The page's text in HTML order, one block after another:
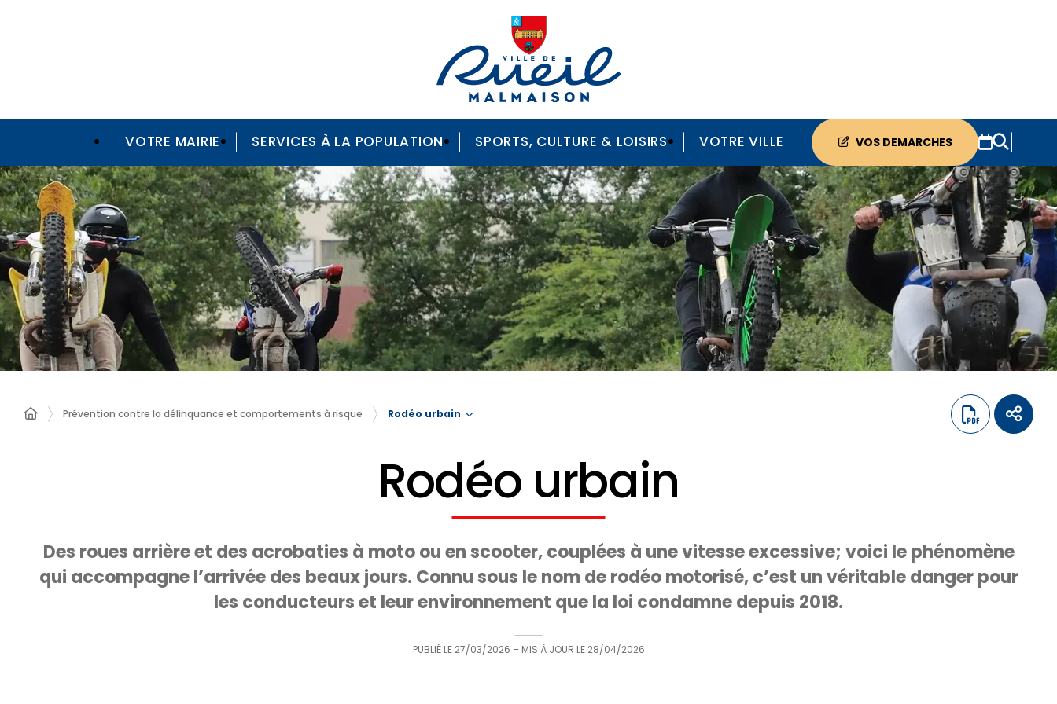
VOTRE MAIRIE SERVICES À LA POPULATION SPORTS, CULTURE & LOISIRS VOTRE VILLE VOS DEMARCHES
Prévention contre la délinquance et comportements à risque Rodéo urbain
Rodéo urbain
Des roues arrière et des acrobaties à moto ou en scooter, couplées à une vitesse excessive; voici le phénomène
qui accompagne l’arrivée des beaux jours. Connu sous le nom de rodéo motorisé, c’est un véritable danger pour
les conducteurs et leur environnement que la loi condamne depuis 2018.
PUBLIÉ LE 27/03/2026 – MIS À JOUR LE 28/04/2026